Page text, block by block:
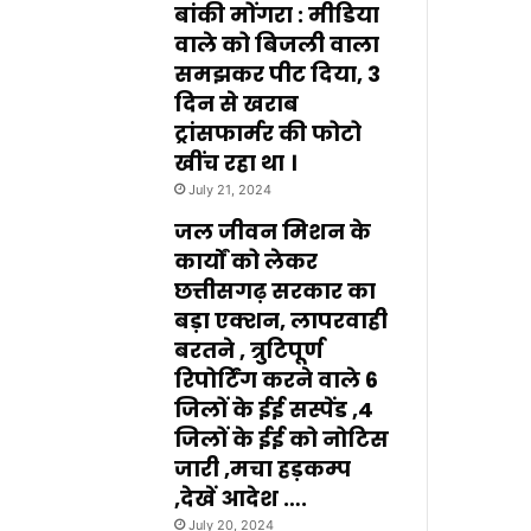
बांकी मोंगरा : मीडिया
वाले को बिजली वाला
समझकर पीट दिया, 3
दिन से खराब
ट्रांसफार्मर की फोटो
खींच रहा था ।
July 21, 2024
जल जीवन मिशन के
कार्यों को लेकर
छत्तीसगढ़ सरकार का
बड़ा एक्शन, लापरवाही
बरतने , त्रुटिपूर्ण
रिपोर्टिंग करने वाले 6
जिलों के ईई सस्पेंड ,4
जिलों के ईई को नोटिस
जारी ,मचा हड़कम्प
,देखें आदेश ….
July 20, 2024